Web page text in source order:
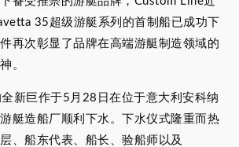
35超级游艇系列的首制船已成功下
再次彰显了品牌在高端游艇制造领域的
。
新巨作于5月28日在位于意大利安科纳
艇造船厂顺利下水。下水仪式隆重而热
、船东代表、船长、验船师以及